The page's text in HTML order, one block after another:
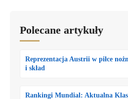
Polecane artykuły
Reprezentacja Austrii w piłce
i skład
Rankingi Mundial: Aktualna